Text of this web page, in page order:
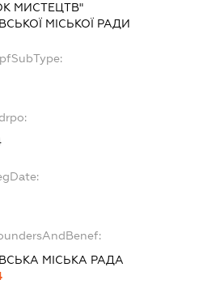
МИСТЕЦТВ"
МІСЬКОЇ РАДИ
МІСЬКА РАДА